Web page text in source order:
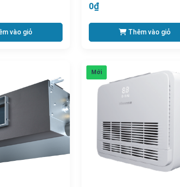
vào giỏ
0₫
Thêm vào giỏ
Mới